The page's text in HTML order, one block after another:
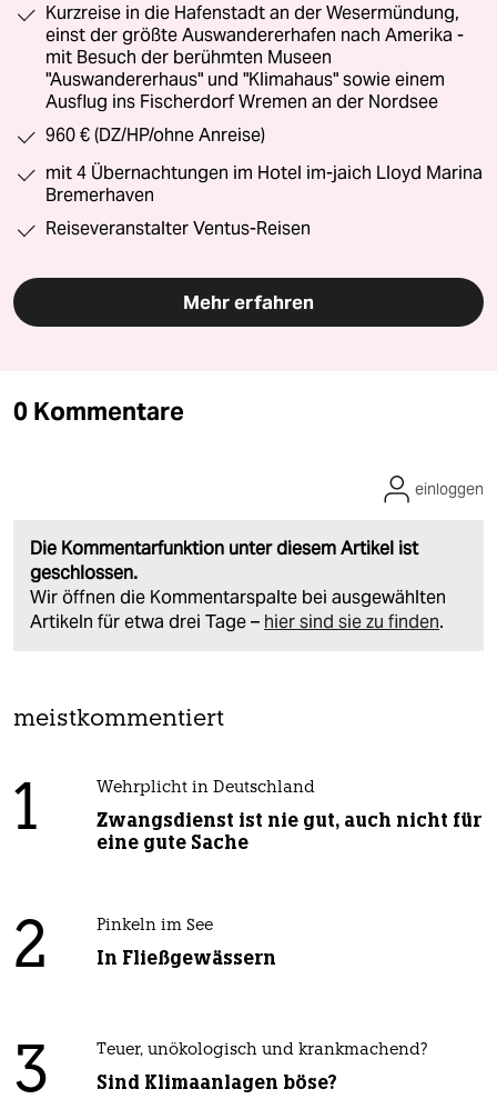
Kurzreise in die Hafenstadt an der Wesermündung,
einst der größte Auswandererhafen nach Amerika -
mit Besuch der berühmten Museen
"Auswandererhaus" und "Klimahaus" sowie einem
Ausflug ins Fischerdorf Wremen an der Nordsee
960 € (DZ/HP/ohne Anreise)
mit 4 Übernachtungen im Hotel im-jaich Lloyd Marina
Bremerhaven
Reiseveranstalter Ventus-Reisen
Mehr erfahren
0 Kommentare
Die Kommentarfunktion unter diesem Artikel ist
geschlossen.
Wir öffnen die Kommentarspalte bei ausgewählten
Artikeln für etwa drei Tage – hier sind sie zu finden.
einloggen
meistkommentiert
1 Wehrplicht in Deutschland
Zwangsdienst ist nie gut, auch nicht für
eine gute Sache
2 Pinkeln im See
In Fließgewässern
3 Teuer, unökologisch und krankmachend?
Sind Klimaanlagen böse?